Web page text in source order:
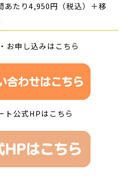
あたり4,950円（税込）＋移
お申し込みはこちら
ト公式HPはこちら